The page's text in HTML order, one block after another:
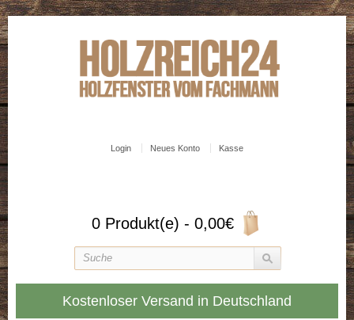
Login Neues Konto Kasse
0 Produkt(e) - 0,00€
Kostenloser Versand in Deutschland